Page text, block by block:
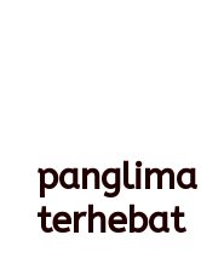
terhebat